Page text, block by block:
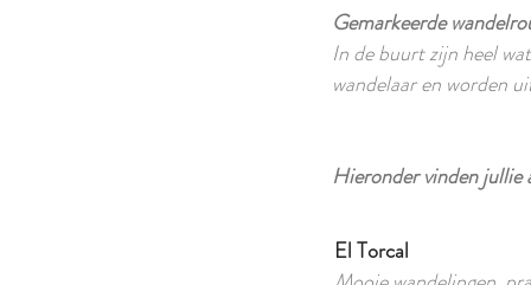
Gemarkeerde
In de buurt zijn heel
wandelaar en worden
​Hieronder vinden jullie
El Torcal